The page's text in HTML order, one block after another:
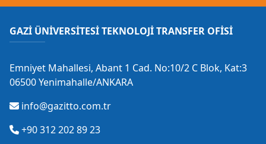
GAZİ ÜNİVERSİTESİ TEKNOLOJİ TRANSFER OFİSİ
Emniyet Mahallesi, Abant 1 Cad. No:10/2 C Blok, Kat:3
06500 Yenimahalle/ANKARA
info@gazitto.com.tr
+90 312 202 89 23